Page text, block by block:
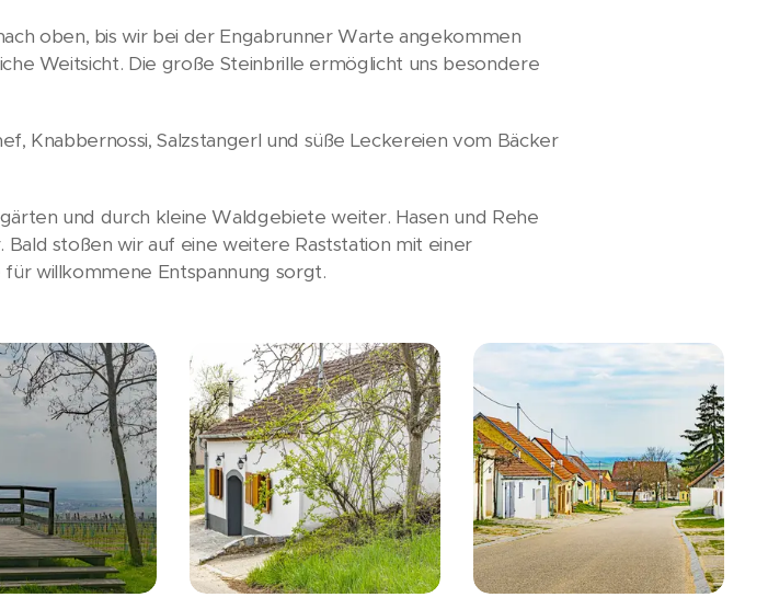
oben, bis wir bei der Engabrunner Warte angekommen
Weitsicht. Die große Steinbrille ermöglicht uns besondere
Knabbernossi, Salzstangerl und süße Leckereien vom Bäcker
und durch kleine Waldgebiete weiter. Hasen und Rehe
stoßen wir auf eine weitere Raststation mit einer
willkommene Entspannung sorgt.